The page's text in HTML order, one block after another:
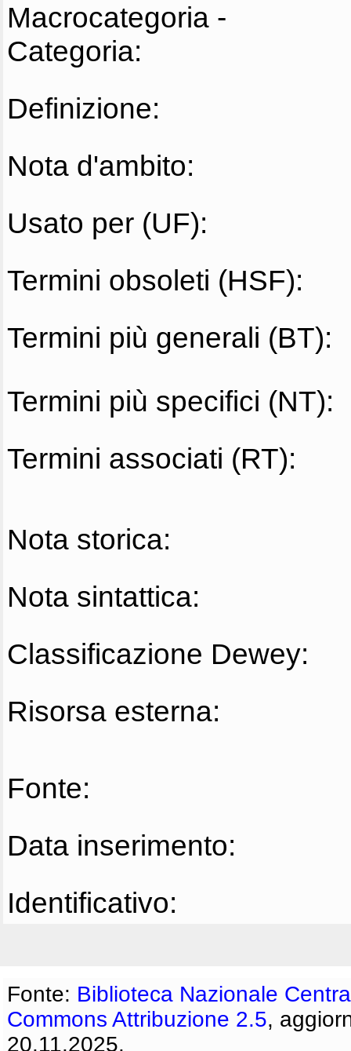
Macrocategoria -
Categoria:
Definizione:
Nota d'ambito:
Usato per (UF):
Termini obsoleti (HSF):
Termini più generali (BT):
Termini più specifici (NT):
Termini associati (RT):
Nota storica:
Nota sintattica:
Classificazione Dewey:
Risorsa esterna:
Fonte:
Data inserimento:
Identificativo:
Fonte: Biblioteca Nazionale
Commons Attribuzione 2.5,
20.11.2025.